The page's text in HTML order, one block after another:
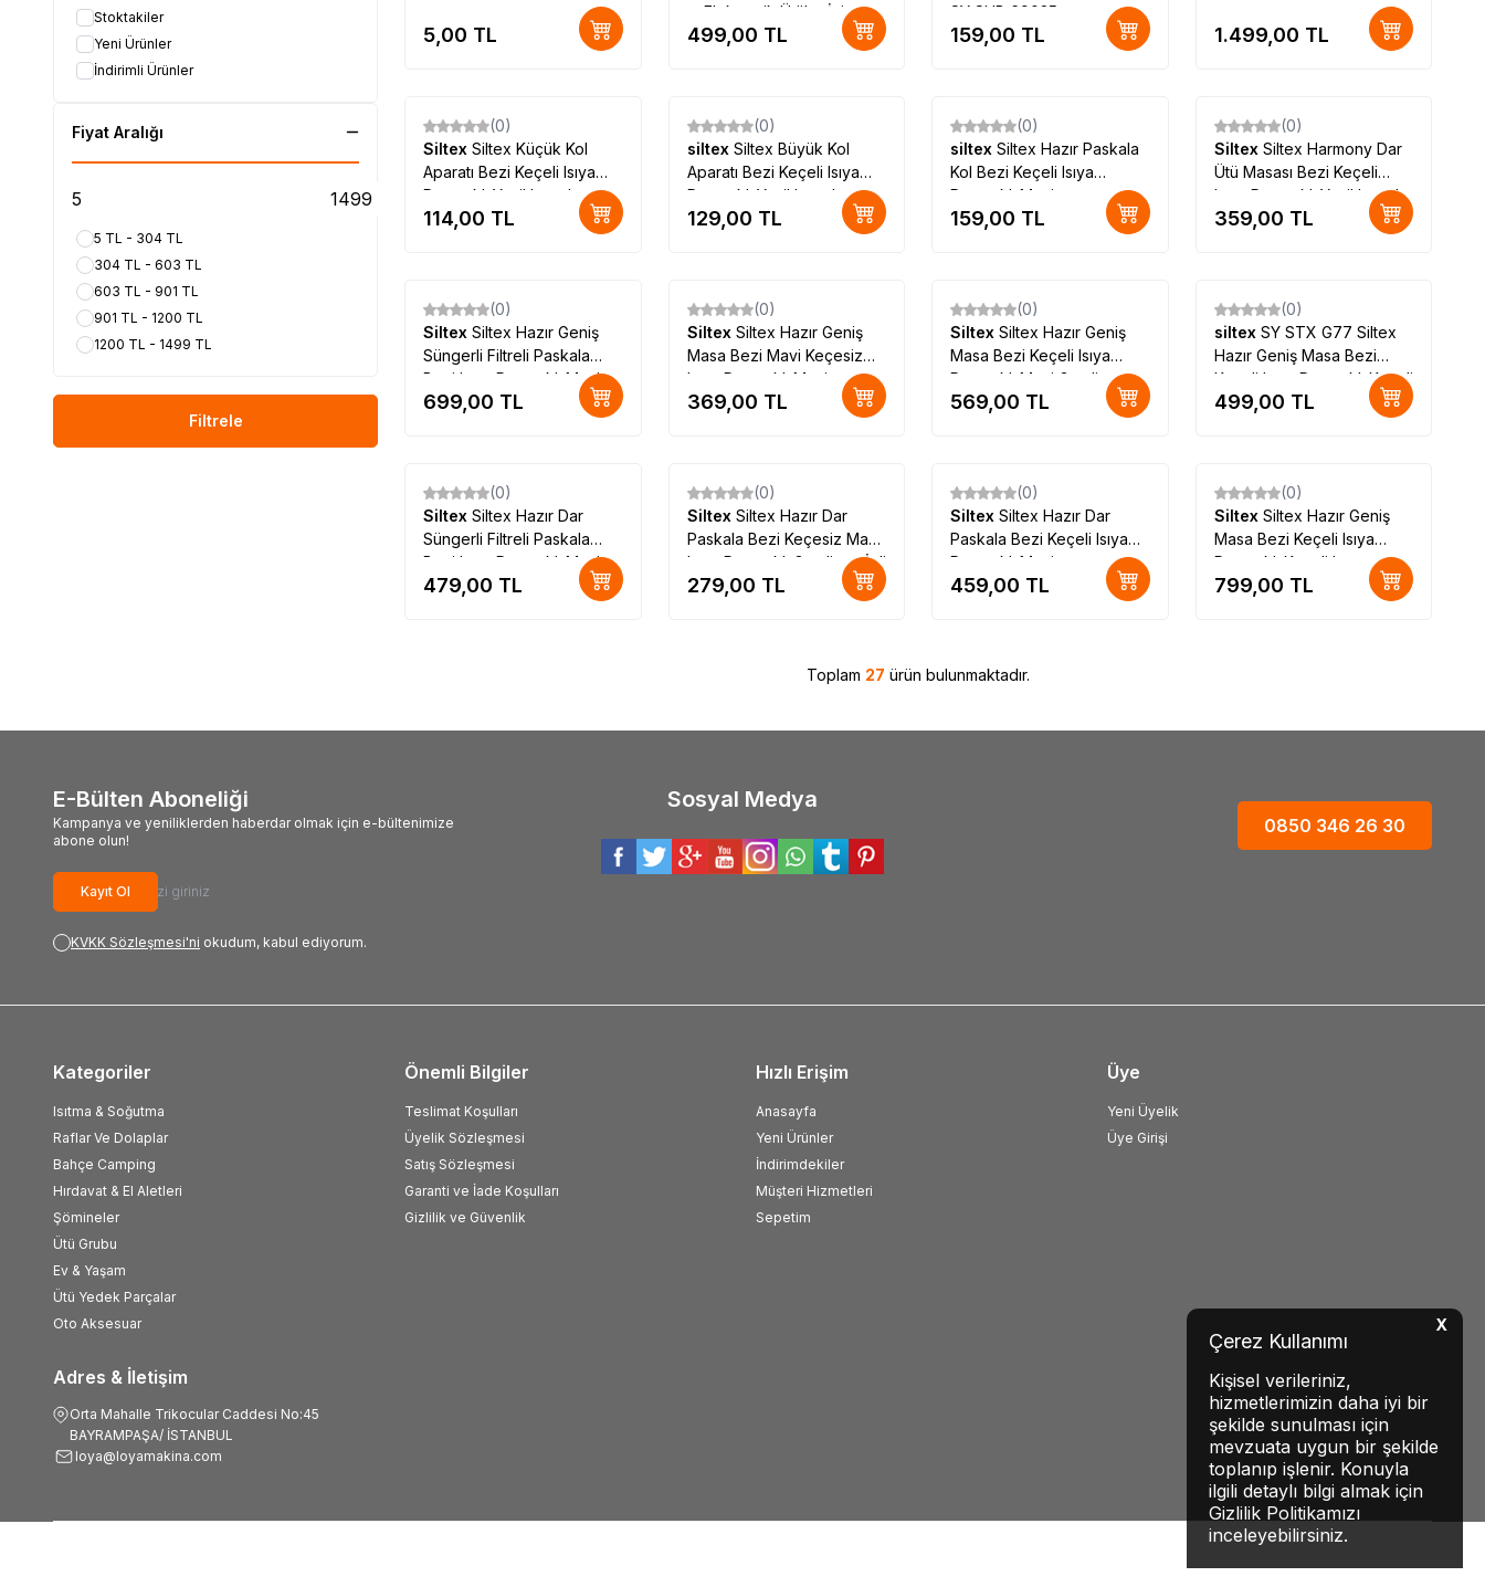
X
Çerez Kullanımı
Kişisel verileriniz,
hizmetlerimizin daha iyi bir
şekilde sunulması için
mevzuata uygun bir şekilde
toplanıp işlenir. Konuyla
ilgili detaylı bilgi almak için
Gizlilik Politikamızı
inceleyebilirsiniz.
Stoktakiler
Yeni Ürünler
İndirimli Ürünler
Fiyat Aralığı
5 TL - 304 TL
304 TL - 603 TL
603 TL - 901 TL
901 TL - 1200 TL
1200 TL - 1499 TL
Filtrele
5,00 TL
m Elektronik Ütüler İçin
499,00 TL
SY SHB 69025
159,00 TL 1.499,00 TL
(0)
Siltex Siltex Küçük Kol
Aparatı Bezi Keçeli Isıya
Dayanıklı Yeşil Logolu
114,00 TL
(0)
siltex Siltex Büyük Kol
Aparatı Bezi Keçeli Isıya
Dayanıklı Yeşil Logolu
129,00 TL
(0)
siltex Siltex Hazır Paskala
Kol Bezi Keçeli Isıya
Dayanıklı Mavi
159,00 TL
(0)
Siltex Siltex Harmony Dar
Ütü Masası Bezi Keçeli
Isıya Dayanıklı Yeşil Logolu
359,00 TL
(0)
Siltex Siltex Hazır Geniş
Süngerli Filtreli Paskala
Bezi Isıya Dayanıklı Mavi
699,00 TL
(0)
Siltex Siltex Hazır Geniş
Masa Bezi Mavi Keçesiz
Isıya Dayanıklı Mavi
Gerdirme İpli Özel Üretim
369,00 TL
(0)
Siltex Siltex Hazır Geniş
Masa Bezi Keçeli Isıya
Dayanıklı Mavi Gerdirme
İpli Özel Üretim
569,00 TL
(0)
siltex SY STX G77 Siltex
Hazır Geniş Masa Bezi
Keçeli Isıya Dayanıklı Keçeli
Isıya Dayanıklı Mavi
499,00 TL
(0)
Siltex Siltex Hazır Dar
Süngerli Filtreli Paskala
Bezi Isıya Dayanıklı Mavi
479,00 TL
(0)
Siltex Siltex Hazır Dar
Paskala Bezi Keçesiz Mavi
Isıya Dayanıklı Gerdirme İpli
Özel Üretim
279,00 TL
(0)
Siltex Siltex Hazır Dar
Paskala Bezi Keçeli Isıya
Dayanıklı Mavi
459,00 TL
(0)
Siltex Siltex Hazır Geniş
Masa Bezi Keçeli Isıya
Dayanıklı Keçeli Isıya
Dayanıklı Mavi
799,00 TL
Toplam 27 ürün bulunmaktadır.
E-Bülten Aboneliği
Kampanya ve yeniliklerden haberdar olmak için e-bültenimize
abone olun!
Kayıt Ol
KVKK Sözleşmesi'ni okudum, kabul ediyorum.
Sosyal Medya
0850 346 26 30
Adres & İletişim
Orta Mahalle Trikocular Caddesi No:45
BAYRAMPAŞA/ İSTANBUL
loya@loyamakina.com
Kategoriler
Isıtma & Soğutma
Raflar Ve Dolaplar
Bahçe Camping
Hırdavat & El Aletleri
Şömineler
Ütü Grubu
Ev & Yaşam
Ütü Yedek Parçalar
Oto Aksesuar
Önemli Bilgiler
Teslimat Koşulları
Üyelik Sözleşmesi
Satış Sözleşmesi
Garanti ve İade Koşulları
Gizlilik ve Güvenlik
Hızlı Erişim
Anasayfa
Yeni Ürünler
İndirimdekiler
Müşteri Hizmetleri
Sepetim
Üye
Yeni Üyelik
Üye Girişi